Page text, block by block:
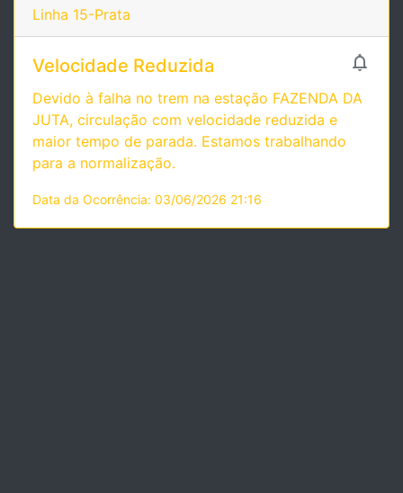
Linha 15-Prata

Velocidade Reduzida
Devido à falha no trem na estação FAZENDA DA
JUTA, circulação com velocidade reduzida e
maior tempo de parada. Estamos trabalhando
para a normalização.
Data da Ocorrência: 03/06/2026 21:16